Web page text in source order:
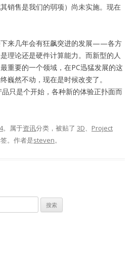
销售是我们的弱项）尚未实施。现在
下来几年会有狂飙突进的发展——各方
理论还是硬件计算能力。而新型的人
重要的一个领域，在PC迅猛发展的这
巍然不动，现在是时候改变了。
只是个开始，各种新的体验正扑面而
。属于资讯分类，被贴了 3D、 Project
。 作者是steven。